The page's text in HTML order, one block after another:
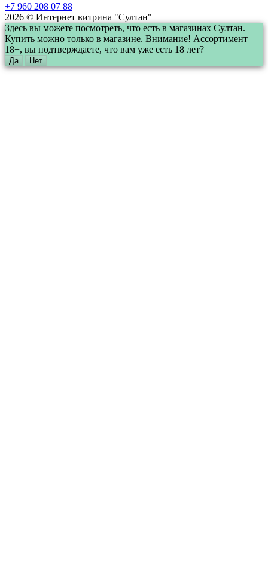
+7 960 208 07 88
2026 © Интернет витрина "Султан"
Здесь вы можете посмотреть, что есть в магазинах Султан.
Купить можно только в магазине. Внимание! Ассортимент
18+, вы подтверждаете, что вам уже есть 18 лет?